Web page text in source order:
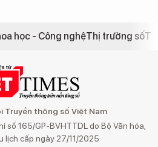
học - Công nghệThị trường số
Truyền thông số Việt Nam
số 165/GP-BVHTTDL do Bộ Văn hóa,
lịch cấp ngày 27/11/2025